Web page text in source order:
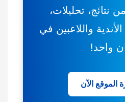
نتائج، تحليلات،
الأندية واللاعبين في
واحد!
الموقع الآن